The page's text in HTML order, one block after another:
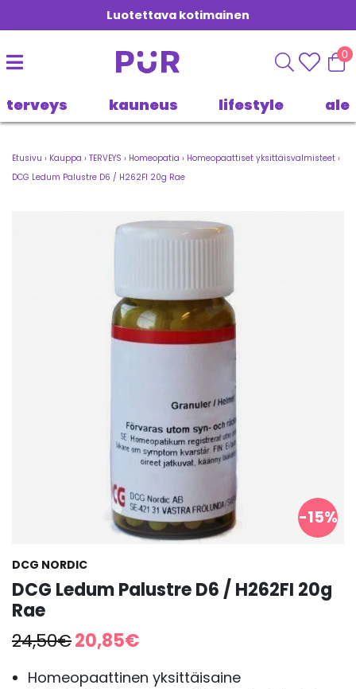
Luotettava kotimainen
0
terveys kauneus lifestyle ale
Etusivu › Kauppa › TERVEYS › Homeopatia › Homeopaattiset yksittäisvalmisteet ›
DCG Ledum Palustre D6 / H262FI 20g Rae
-15%
DCG NORDIC
DCG Ledum Palustre D6 / H262FI 20g
Rae
24,50€ Alkuperäinen
hinta
oli:
20,85€
on:
Homeopaattinen yksittäisaine